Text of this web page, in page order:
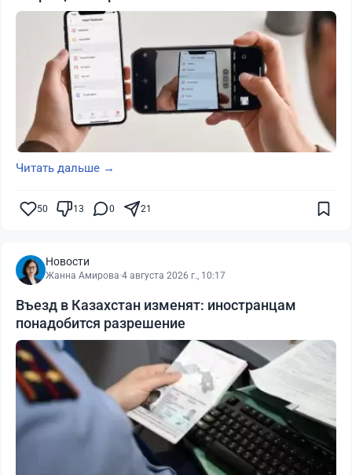
Читать дальше →
50 13 0 21
Новости
Жанна Амирова·4 августа 2026 г., 10:17
Въезд в Казахстан изменят: иностранцам
понадобится разрешение